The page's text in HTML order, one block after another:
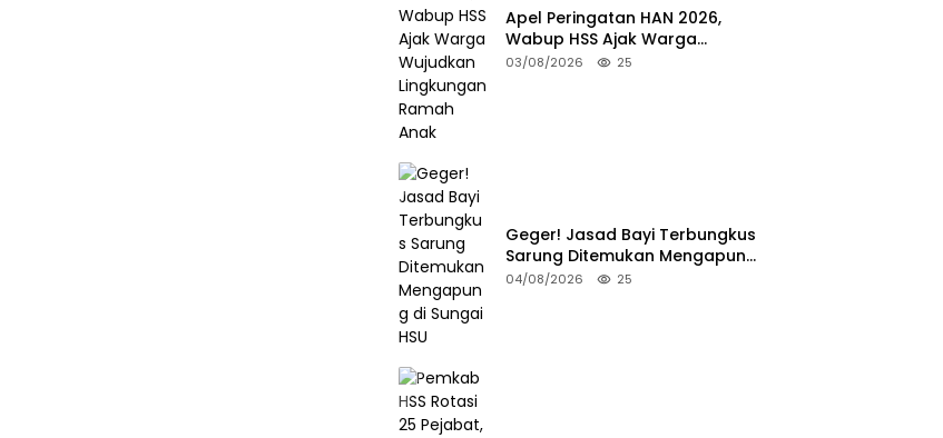
Apel Peringatan HAN 2026,
Wabup HSS Ajak Warga
Wujudkan Lingkungan Ramah
03/08/2026 25
Geger! Jasad Bayi Terbungkus
Sarung Ditemukan Mengapung
di Sungai HSU
04/08/2026 25